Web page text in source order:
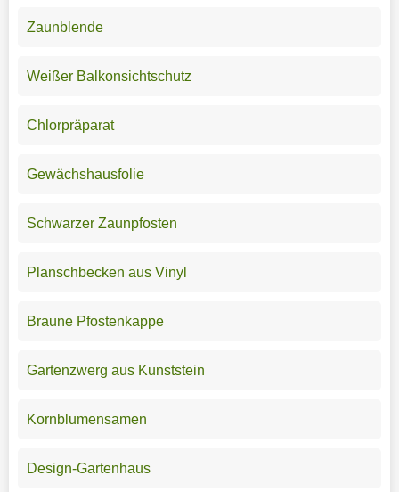
Zaunblende
Weißer Balkonsichtschutz
Chlorpräparat
Gewächshausfolie
Schwarzer Zaunpfosten
Planschbecken aus Vinyl
Braune Pfostenkappe
Gartenzwerg aus Kunststein
Kornblumensamen
Design-Gartenhaus